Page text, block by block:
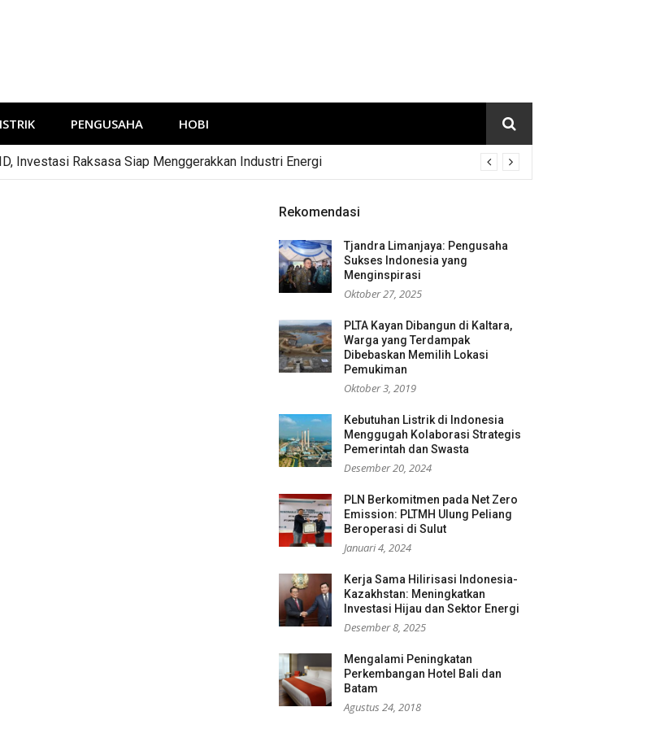
PENGUSAHA HOBI
Investasi Raksasa Siap Menggerakkan Industri Energi
Rekomendasi
Tjandra Limanjaya: Pengusaha
Sukses Indonesia yang
Menginspirasi
Oktober 27, 2025
PLTA Kayan Dibangun di Kaltara,
Warga yang Terdampak
Dibebaskan Memilih Lokasi
Pemukiman
Oktober 3, 2019
Kebutuhan Listrik di Indonesia
Menggugah Kolaborasi Strategis
Pemerintah dan Swasta
Desember 20, 2024
PLN Berkomitmen pada Net Zero
Emission: PLTMH Ulung Peliang
Beroperasi di Sulut
Januari 4, 2024
Kerja Sama Hilirisasi Indonesia-
Kazakhstan: Meningkatkan
Investasi Hijau dan Sektor Energi
Desember 8, 2025
Mengalami Peningkatan
Perkembangan Hotel Bali dan
Batam
Agustus 24, 2018